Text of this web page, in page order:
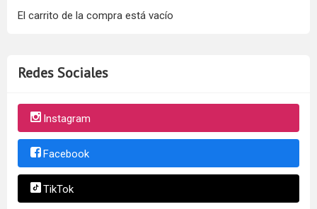
El carrito de la compra está vacío
Redes Sociales
Instagram
Facebook
TikTok